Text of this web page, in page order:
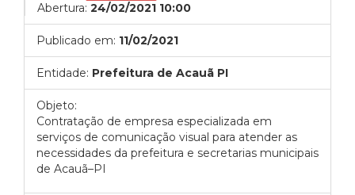
Abertura: 24/02/2021 10:00
Publicado em: 11/02/2021
Entidade: Prefeitura de Acauã PI
Objeto:
Contratação de empresa especializada em
serviços de comunicação visual para atender as
necessidades da prefeitura e secretarias municipais
de Acauã–PI